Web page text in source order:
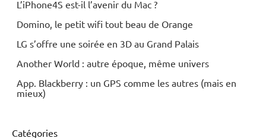
L’iPhone4S est-il l’avenir du Mac ?
Domino, le petit wifi tout beau de Orange
LG s’offre une soirée en 3D au Grand Palais
Another World : autre époque, même univers
App. Blackberry : un GPS comme les autres (mais en
mieux)
Catégories